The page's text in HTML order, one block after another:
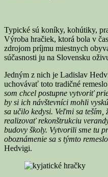
Typické sú koníky, kohútiky,
Výroba hračiek, ktorá bola v
zdrojom príjmu miestnych
súčasnosti ju na Slovensku
Jedným z nich je Ladislav
uchovávať toto tradičné
som chcel postupne vytvoriť
by si ich návštevníci mohli
sa učilo kedysi. Veľmi sa teším,
realizovať rekonštrukciu
budovy školy. Vytvorili sme tu
oboznámenie sa s týmto
Hedvigi.